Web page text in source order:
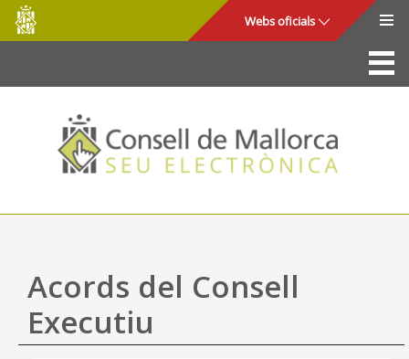
Salta al contingut principal
Consell
de
Mallorca
Webs oficials
La Seu
Consell de Mallorca
Accés i seguretat
Utilitats
Ajuda
Acords del Consell
Executiu